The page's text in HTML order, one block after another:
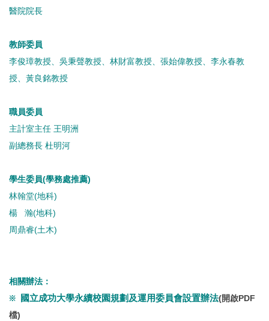
醫院院長
教師委員
李俊璋教授、吳秉聲教授、林財富教授、張始偉教授、李永春教
授、黃良銘教授
職員委員
主計室主任 王明洲
副總務長 杜明河
學生委員(學務處推薦)
林翰堂(地科)
楊 瀚(地科)
周鼎睿(土木)
相關辦法：
※ 國立成功大學永續校園規劃及運用委員會設置辦法(開啟PDF
檔)